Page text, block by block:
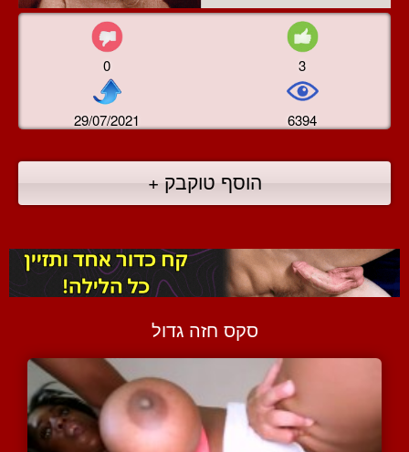
0 3
29/07/2021 6394
הוסף טוקבק +
סקס חזה גדול